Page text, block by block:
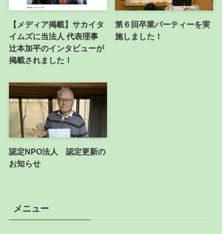
【メディア掲載】サカイタ
イムズに当法人 代表理事
辻本加平のインタビューが
掲載されました！
第６回卒業パーティーを実
施しました！
認定NPO法人 認定更新の
お知らせ
メニュー